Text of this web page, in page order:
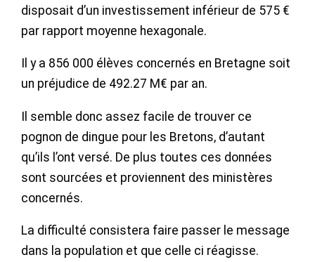
disposait d’un investissement inférieur de 575 €
par rapport moyenne hexagonale.
Il y a 856 000 élèves concernés en Bretagne soit
un préjudice de 492.27 M€ par an.
Il semble donc assez facile de trouver ce
pognon de dingue pour les Bretons, d’autant
qu’ils l’ont versé. De plus toutes ces données
sont sourcées et proviennent des ministères
concernés.
La difficulté consistera faire passer le message
dans la population et que celle ci réagisse.